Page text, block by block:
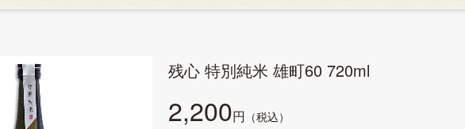
残心 特別純米 雄町60 720ml
2,200円 （税込）